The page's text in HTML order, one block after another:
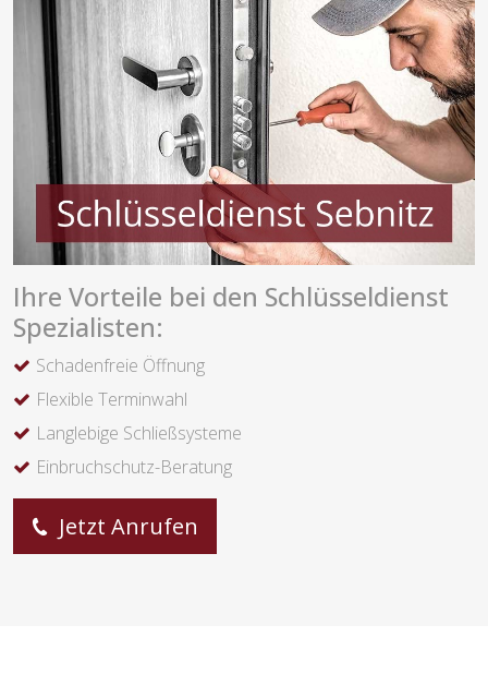
Ihre Vorteile bei den Schlüsseldienst
Spezialisten:
Schadenfreie Öffnung
Flexible Terminwahl
Langlebige Schließsysteme
Einbruchschutz-Beratung
Jetzt Anrufen